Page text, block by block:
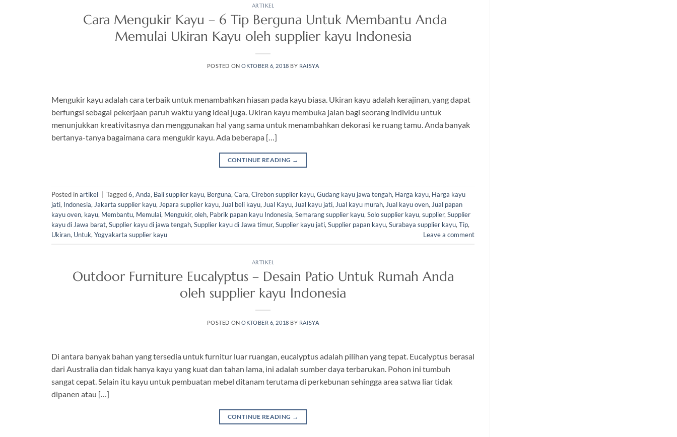
ARTIKEL
Cara Mengukir Kayu – 6 Tip Berguna Untuk Membantu Anda
Memulai Ukiran Kayu oleh supplier kayu Indonesia
POSTED ONOKTOBER 6, 2018 BY RAISYA
Mengukir kayu adalah cara terbaik untuk menambahkan hiasan pada kayu biasa. Ukiran kayu adalah kerajinan, yang dapat
berfungsi sebagai pekerjaan paruh waktu yang ideal juga. Ukiran kayu membuka jalan bagi seorang individu untuk
menunjukkan kreativitasnya dan menggunakan hal yang sama untuk menambahkan dekorasi ke ruang tamu. Anda banyak
bertanya-tanya bagaimana cara mengukir kayu. Ada beberapa […]
CONTINUE READING →
Posted inartikel Tagged6,Anda, Bali supplier kayu, Berguna,Cara,Cirebon supplier kayu,Gudang kayu jawa tengah, Harga kayu, Harga kayu
jati, Indonesia,Jakarta supplier kayu,Jepara supplier kayu,Jual beli kayu,Jual Kayu,Jual kayu jati,Jual kayu murah,Jual kayu oven,Jual papan
kayu oven, kayu, Membantu, Memulai, Mengukir,oleh, Pabrik papan kayu Indonesia,Semarang supplier kayu,Solo supplier kayu,supplier,Supplier
kayu di Jawa barat,Supplier kayu di jawa tengah,Supplier kayu di Jawa timur,Supplier kayu jati,Supplier papan kayu,Surabaya supplier kayu,Tip,
Ukiran, Untuk,Yogyakarta supplier kayu Leave a comment
ARTIKEL
Outdoor Furniture Eucalyptus – Desain Patio Untuk Rumah Anda
oleh supplier kayu Indonesia
POSTED ONOKTOBER 6, 2018 BY RAISYA
Di antara banyak bahan yang tersedia untuk furnitur luar ruangan, eucalyptus adalah pilihan yang tepat. Eucalyptus berasal
dari Australia dan tidak hanya kayu yang kuat dan tahan lama, ini adalah sumber daya terbarukan. Pohon ini tumbuh
sangat cepat. Selain itu kayu untuk pembuatan mebel ditanam terutama di perkebunan sehingga area satwa liar tidak
dipanen atau […]
CONTINUE READING →